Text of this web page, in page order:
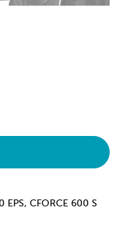
EPS, CFORCE 600 S